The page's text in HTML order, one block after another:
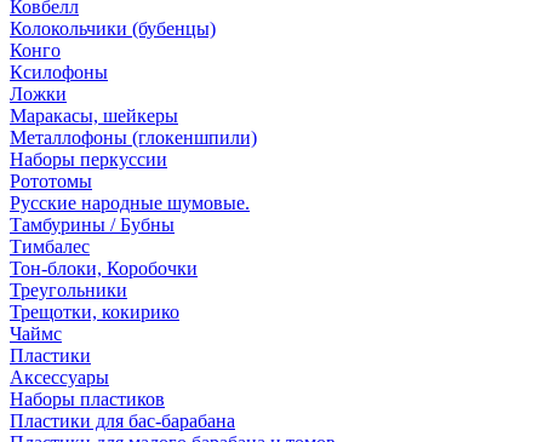
Ковбелл
Колокольчики (бубенцы)
Конго
Ксилофоны
Ложки
Маракасы, шейкеры
Металлофоны (глокеншпили)
Наборы перкуссии
Рототомы
Русские народные шумовые.
Тамбурины / Бубны
Тимбалес
Тон-блоки, Коробочки
Треугольники
Трещотки, кокирико
Чаймс
Пластики
Аксессуары
Наборы пластиков
Пластики для бас-барабана